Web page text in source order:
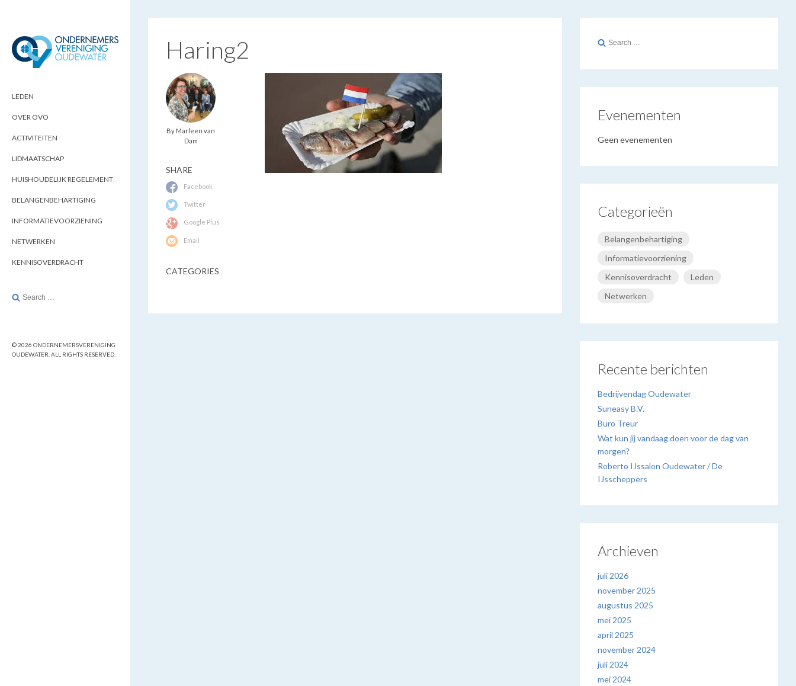
LEDEN
OVER OVO
ACTIVITEITEN
LIDMAATSCHAP
HUISHOUDELIJK REGELEMENT
BELANGENBEHARTIGING
INFORMATIEVOORZIENING
NETWERKEN
KENNISOVERDRACHT
Search
© 2026 ONDERNEMERSVERENIGING
OUDEWATER. ALL RIGHTS RESERVED.
Haring2
By Marleen van
Dam
SHARE
Facebook
Twitter
Google Plus
Email
CATEGORIES
Search
Evenementen
Geen evenementen
Categorieën
Belangenbehartiging
Informatievoorziening
Kennisoverdracht
Leden
Netwerken
Recente berichten
Bedrijvendag Oudewater
Suneasy B.V.
Buro Treur
Wat kun jij vandaag doen voor de dag van
morgen?
Roberto IJssalon Oudewater / De
IJsscheppers
Archieven
juli 2026
november 2025
augustus 2025
mei 2025
april 2025
november 2024
juli 2024
mei 2024